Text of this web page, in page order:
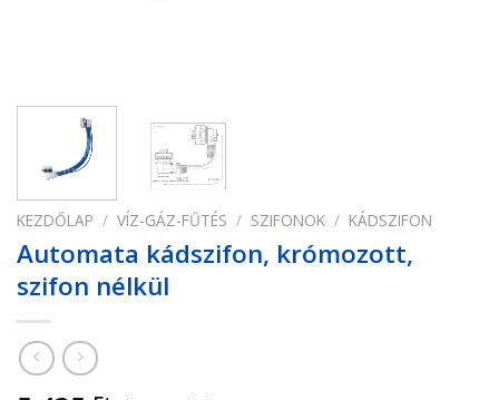
KEZDŐLAP / VÍZ-GÁZ-FŰTÉS / SZIFONOK / KÁDSZIFON
Automata kádszifon, krómozott,
szifon nélkül